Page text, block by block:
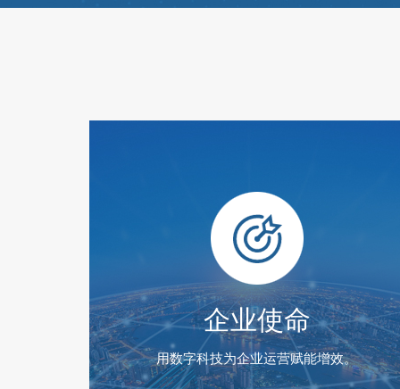
企业使命
用数字科技为企业运营赋能增效。